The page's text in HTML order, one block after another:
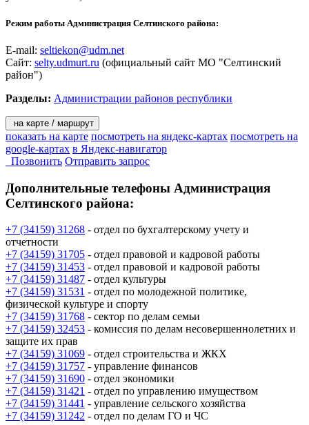
Режим работы Администрация Селтинского района:
E-mail: seltiekon@udm.net
Сайт: selty.udmurt.ru (официальный сайт МО "Селтинский
район")
Разделы: Администрации районов республики
на карте / маршрут
показать на карте посмотреть на яндекс-картах посмотреть на
google-картах в Яндекс-навигатор
Позвонить Отправить запрос
Дополнительные телефоны Администрация
Селтинского района:
+7 (34159) 31268 - отдел по бухгалтерскому учету и
отчетности
+7 (34159) 31705 - отдел правовой и кадровой работы
+7 (34159) 31453 - отдел правовой и кадровой работы
+7 (34159) 31487 - отдел культуры
+7 (34159) 31531 - отдел по молодежной политике,
физической культуре и спорту
+7 (34159) 31768 - сектор по делам семьи
+7 (34159) 32453 - комиссия по делам несовершеннолетних и
защите их прав
+7 (34159) 31069 - отдел строительства и ЖКХ
+7 (34159) 31757 - управление финансов
+7 (34159) 31690 - отдел экономики
+7 (34159) 31421 - отдел по управлению имуществом
+7 (34159) 31441 - управление сельского хозяйства
+7 (34159) 31242 - отдел по делам ГО и ЧС